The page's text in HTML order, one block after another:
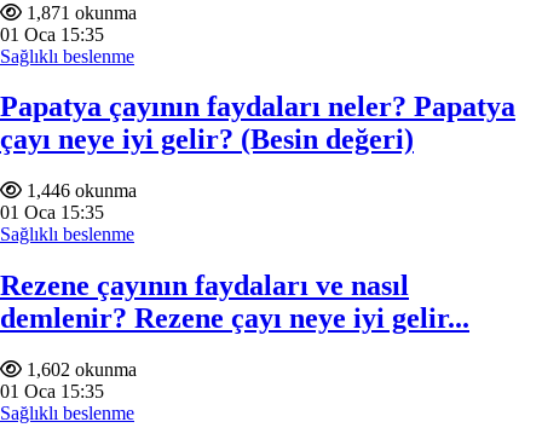
1,871 okunma
01 Oca 15:35
Sağlıklı beslenme
Papatya çayının faydaları neler? Papatya
çayı neye iyi gelir? (Besin değeri)
1,446 okunma
01 Oca 15:35
Sağlıklı beslenme
Rezene çayının faydaları ve nasıl
demlenir? Rezene çayı neye iyi gelir...
1,602 okunma
01 Oca 15:35
Sağlıklı beslenme